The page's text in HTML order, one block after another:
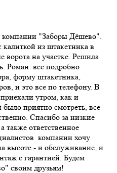
компании "Заборы Дёшево".
из штакетника в
ворота на участке. Решила
Роман все подробно
форму штакетника,
и это все по телефону. В
приехали утром, как и
было приятно смотреть, все
Спасибо за низкие
ответственное
компании хочу
высоте - и обслуживание, и
с гарантией. Будем
своим друзьям!